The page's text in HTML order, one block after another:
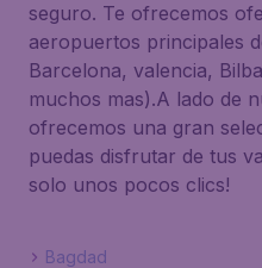
seguro. Te ofrecemos
aeropuertos principales
Barcelona, valencia,
muchos mas).A lado de
ofrecemos una gran
puedas disfrutar de tus
solo unos pocos clics!
Bagdad